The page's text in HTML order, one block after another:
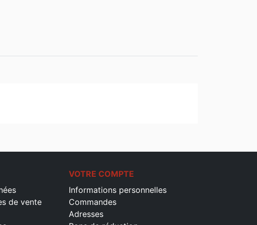
de vente
VOTRE COMPTE
Informations personnelles
Commandes
Adresses